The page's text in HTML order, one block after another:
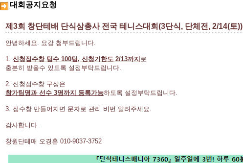
대회공지요청
제3회 창단테배 단식삼총사 전국 테니스대회(3단식, 단체전, 2/14(토))
안녕하세요. 요강 첨부드립니다.
1. 신청접수창 팀수 100팀, 신청기한도 2/13까지 로
충분히 받을수 있도록 설정부탁드립니다.
2. 신청접수창 구성은
참가팀명과 선수 3명까지 등록가능하도록 설정부탁드립니다.
3. 접수창 만들어지면 문자로 관리 비번 알려주세요.
감사합니다.
창원단테매 오경훈 010-9037-3752